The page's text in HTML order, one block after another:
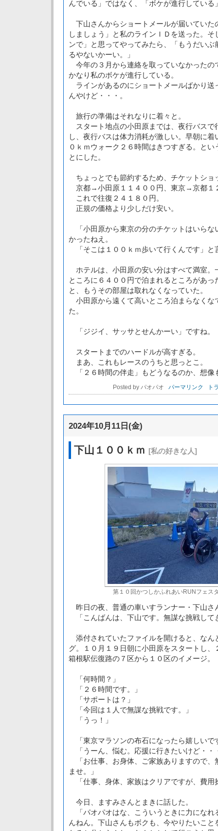
んでいる」ではなく、「ボケが進行している
下山さんからショートメールが届いていた
しましょう」と私のラインＩＤを送った。
ンで」と思ってやってみたら、「もうだい
るやないかーい。」
今年の３月から連絡を取っていなかったの
かなり私のボケが進行している。
ラインがあるのにショートメールばかり送
んやけど・・・。
旅行の準備はそれなりに着々と。
スタート地点の小田原までは、夜行バスで
し、夜行バスは体力消耗が激しい。早朝に
０ｋｍウォーク２６時間はきつすぎる。と
とにした。
ちょっとでも節約するため、チケットショ
京都→小田原１１４００円、東京→京都１
これで往復２４１８０円。
正規の価格より少しだけ安い。
「小田原から東京の分のチケットはいらな
かったねえ。
「そこは１００ｋｍ歩いて行くんです」と
ホテルは、小田原の安い分はすべて満室。
ところに６４００円で泊まれるところがあ
と、もうその部屋は取れなくなっていた。
小田原から遠くて高いところ泊まらなくな
た。
「ジジイ、サッサとせんかーい」ですね。
スタートまでのハードルが高すぎる。
まあ、これもレースのうちと思っとこ。
「２６時間の伴走」もどうなるのか、想像
Posted by パオパオ パーマリンク ト
2024年10月11日(金)
下山１００ｋｍ [私の好きな人]
第１０回かつしかふれあいRUNフェス
昨日の夜、普通の車いすランナー・下山さ
「こんばんは、下山です。無謀な挑戦して
添付されていたファイルを開けると、なん
グ。１０月１９日朝に小田原をスタートし
箱根駅伝復路の７区から１０区のイメージ。
「何時間？」
「２６時間です。」
「サポートは？」
「今回は１人で無謀な挑戦です。」
「うっ！」
「東京マラソンの布石になったら嬉しいで
「うーん、悩む。応援に行きたいけど・・
「お仕事、お身体、ご家族ありますので、
ませ。」
「仕事、身体、家族はクリアですが、費用
今日、ますみさんとまきに話した。
「パオパオはな、こういうときに力になれ
んねん。下山さんもボクも、今やりたいこ